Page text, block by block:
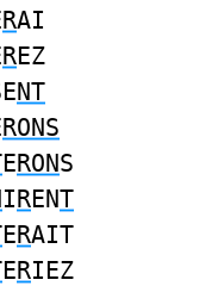
RAI
REZ
NT
RONS
ERONS
IRENT
ERAIT
ERIEZ